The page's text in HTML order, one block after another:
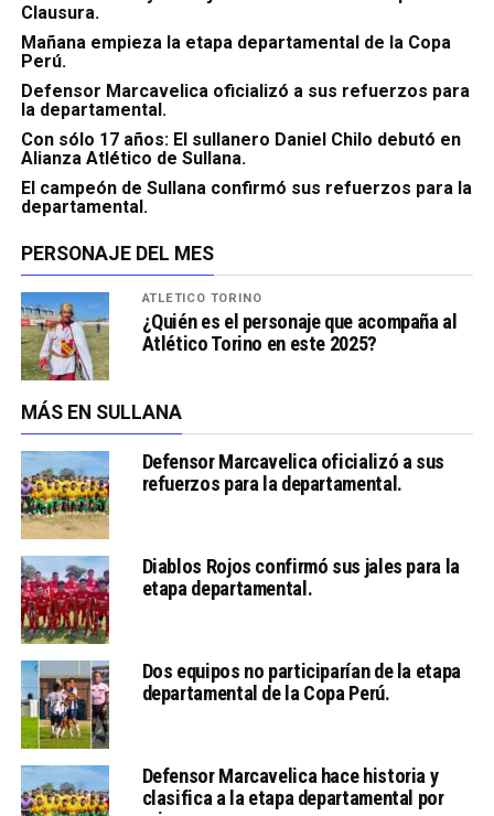
Clausura.
Mañana empieza la etapa departamental de la Copa
Perú.
Defensor Marcavelica oficializó a sus refuerzos para
la departamental.
Con sólo 17 años: El sullanero Daniel Chilo debutó en
Alianza Atlético de Sullana.
El campeón de Sullana confirmó sus refuerzos para la
departamental.
PERSONAJE DEL MES
ATLÉTICO TORINO
¿Quién es el personaje que acompaña al
Atlético Torino en este 2025?
MÁS EN SULLANA
Defensor Marcavelica oficializó a sus
refuerzos para la departamental.
Diablos Rojos confirmó sus jales para la
etapa departamental.
Dos equipos no participarían de la etapa
departamental de la Copa Perú.
Defensor Marcavelica hace historia y
clasifica a la etapa departamental por